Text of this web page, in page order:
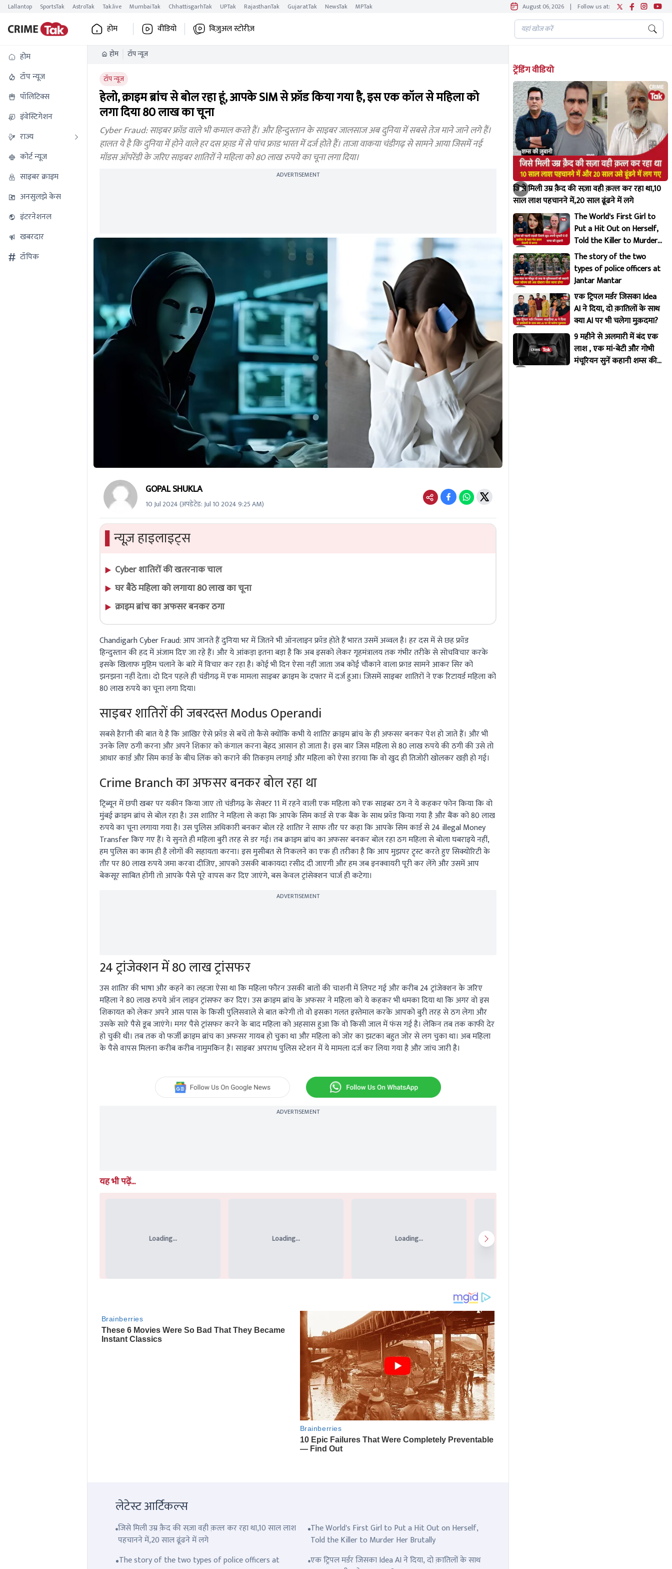
Lallantop SportsTak AstroTak Tak.live MumbaiTak ChhattisgarhTak UPTak RajasthanTak GujaratTak NewsTak MPTak August 06, 2026 | Follow us at:
होम वीडियो विज़ुअल स्टोरीज़
होम
टॉप न्यूज
पॉलिटिक्स
इंवेस्टिगेशन
राज्य
कोर्ट न्यूज
साइबर क्राइम
अनसुलझे केस
इंटरनेशनल
खबरदार
टॉपिक
होम टॉप न्यूज
टॉप न्यूज
हेलो, क्राइम ब्रांच से बोल रहा हूं, आपके SIM से फ्रॉड किया गया है, इस एक कॉल से महिला को
लगा दिया 80 लाख का चूना
Cyber Fraud: साइबर फ्रॉड वाले भी कमाल करते हैं। और हिन्दुस्तान के साइबर जालसाज अब दुनिया में सबसे तेज माने जाने लगे हैं।
हालत ये है कि दुनिया में होने वाले हर दस फ्रा़ड में से पांच फ्राड भारत में दर्ज होते हैं। ताजा वाकया चंडीगढ़ से सामने आया जिसमें नई
मॉडस ऑपरेंडी के जरिए साइबर शातिरों ने महिला को 80 लाख रुपये का चूना लगा दिया।
ADVERTISEMENT
GOPAL SHUKLA
10 Jul 2024(अपडेटेड:Jul 10 2024 9:25 AM)
▌न्यूज़ हाइलाइट्स
Cyber शातिरों की खतरनाक चाल
घर बैठे महिला को लगाया 80 लाख का चूना
क्राइम ब्रांच का अफसर बनकर ठगा
Chandigarh Cyber Fraud: आप जानते हैं दुनिया भर में जितने भी ऑनलाइन फ्रॉड होते हैं भारत उसमें अव्वल है। हर दस में से छह फ्रॉड
हिन्दुस्तान की हद में अंजाम दिए जा रहे हैं। और ये आंकड़ा इतना बड़ा है कि अब इसको लेकर गृहमंत्रालय तक गंभीर तरीके से सोचविचार करके
इसके खिलाफ मुहिम चलाने के बारे में विचार कर रहा है। कोई भी दिन ऐसा नहीं जाता जब कोई चौंकाने वाला फ्राड सामने आकर सिर को
झनझना नहीं देता। दो दिन पहले ही चंडीगढ़ में एक मामला साइबर क्राइम के दफ्तर में दर्ज हुआ। जिसमें साइबर शातिरों ने एक रिटायर्ड महिला को
80 लाख रुपये का चूना लगा दिया।
साइबर शातिरों की जबरदस्त Modus Operandi
सबसे हैरानी की बात ये है कि आखिर ऐसे फ्रॉड से बचें तो कैसे क्योंकि कभी ये शातिर क्राइम ब्रांच के ही अफसर बनकर पेश हो जाते हैं। और भी
उनके लिए ठगी करना और अपने शिकार को कंगाल करना बेहद आसान हो जाता है। इस बार जिस महिला से 80 लाख रुपये की ठगी की उसे तो
आधार कार्ड और सिम कार्ड के बीच लिंक को कराने की तिकड़म लगाई और महिला को ऐसा डराया कि वो खुद ही तिजोरी खोलकर खड़ी हो गई।
Crime Branch का अफसर बनकर बोल रहा था
ट्रिब्यून में छपी खबर पर यकीन किया जाए तो चंडीगढ़ के सेक्टर 11 में रहने वाली एक महिला को एक साइबर ठग ने ये कहकर फोन किया कि वो
मुंबई क्राइम ब्रांच से बोल रहा है। उस शातिर ने महिला से कहा कि आपके सिम कार्ड से एक बैंक के साथ फ्रॉड किया गया है और बैंक को 80 लाख
रुपये का चूना लगाया गया है। उस पुलिस अधिकारी बनकर बोल रहे शातिर ने साफ तौर पर कहा कि आपके सिम कार्ड से 24 illegal Money
Transferकिए गए हैं। ये सुनते ही महिला बुरी तरह से डर गई। तब क्राइम ब्रांच का अफसर बनकर बोल रहा ठग महिला से बोला घबराइये नहीं,
हम पुलिस का काम ही है लोगों की सहायता करना। इस मुसीबत से निकलने का एक ही तरीका है कि आप मुझपर ट्र्स्ट करते हुए सिक्योरिटी के
तौर पर 80 लाख रुपये जमा करवा दीजिए, आपको उसकी बाकायदा रसीद दी जाएगी और हम जब इनक्वायरी पूरी कर लेंगे और उसमें आप
बेकसूर साबित होंगी तो आपके पैसे पूरे वापस कर दिए जाएंगे, बस केवल ट्रांसेक्शन चार्ज ही कटेगा।
ADVERTISEMENT
24 ट्रांजेक्शन में 80 लाख ट्रांसफर
उस शातिर की भाषा और कहने का लहजा ऐसा था कि महिला फौरन उसकी बातों की चाशनी में लिपट गई और करीब 24 ट्रांजेक्शन के जरिए
महिला ने 80 लाख रुपये ऑन लाइन ट्रांसफर कर दिए। उस क्राइम ब्रांच के अफसर ने महिला को ये कहकर भी धमका दिया था कि अगर वो इस
शिकायत को लेकर अपने आस पास के किसी पुलिसवाले से बात करेगी तो वो इसका गलत इस्तेमाल करके आपको बुरी तरह से ठग लेगा और
उसके सारे पैसे डूब जाएंगे। मगर पैसे ट्रांसफर करने के बाद महिला को अहसास हुआ कि वो किसी जाल में फंस गई है। लेकिन तब तक काफी देर
हो चुकी थी। तब तक वो फर्जी क्राइम ब्रांच का अफसर गायब हो चुका था और महिला को जोर का झटका बहुत जोर से लग चुका था। अब महिला
के पैसे वापस मिलना करीब करीब नामुमकिन है। साइबर अपराध पुलिस स्टेशन में ये मामला दर्ज कर लिया गया है और जांच जारी है।
ADVERTISEMENT
यह भी पढ़ें...
Loading... Loading... Loading...
लेटेस्ट आर्टिकल्स
जिसे मिली उम्र क़ैद की सज़ा वही क़त्ल कर रहा था,10 साल लाश
पहचानने में,20 साल ढूंढने में लगे
The World's First Girl to Put a Hit Out on Herself,
Told the Killer to Murder Her Brutally
The story of the two types of police officers at
एक ट्रिपल मर्डर जिसका Idea AI ने दिया, दो क़ातिलों के साथ
ट्रेंडिंग वीडियो
जिसे मिली उम्र क़ैद की सज़ा वही क़त्ल कर रहा था,10
साल लाश पहचानने में,20 साल ढूंढने में लगे
The World's First Girl to
Put a Hit Out on Herself,
Told the Killer to Murder
Her Brutally
The story of the two
types of police officers at
Jantar Mantar
एक ट्रिपल मर्डर जिसका Idea
AI ने दिया, दो क़ातिलों के साथ
क्या AI पर भी चलेगा मुक़दमा?
9 महीने से अलमारी में बंद एक
लाश , एक मां-बेटी और गोभी
मंचूरियन सुनें कहानी शम्स की